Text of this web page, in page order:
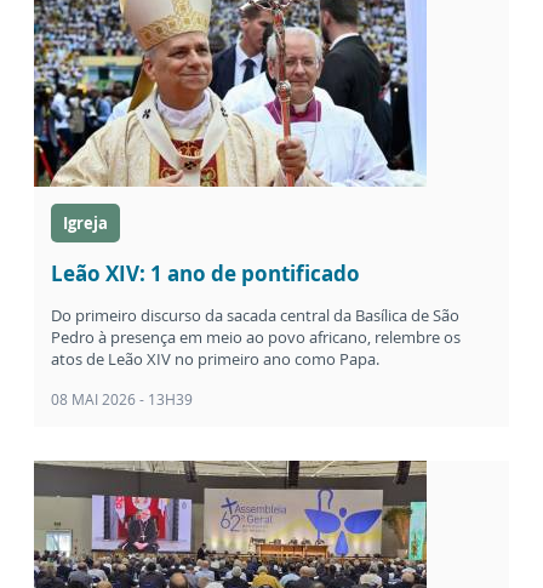
Igreja
Leão XIV: 1 ano de pontificado
Do primeiro discurso da sacada central da Basílica de São
Pedro à presença em meio ao povo africano, relembre os
atos de Leão XIV no primeiro ano como Papa.
08 MAI 2026 - 13H39